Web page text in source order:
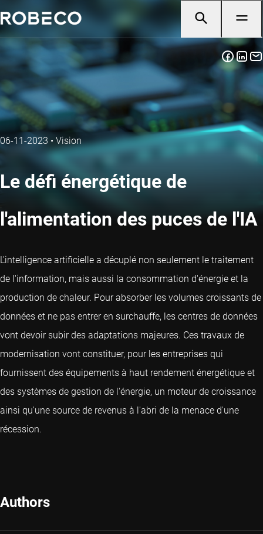
06-11-2023 • Vision
Le défi énergétique de
l'alimentation des puces de l'IA
L'intelligence artificielle a décuplé non seulement le traitement
de l'information, mais aussi la consommation d'énergie et la
production de chaleur. Pour absorber les volumes croissants de
données et ne pas entrer en surchauffe, les centres de données
vont devoir subir des adaptations majeures. Ces travaux de
modernisation vont constituer, pour les entreprises qui
fournissent des équipements à haut rendement énergétique et
des systèmes de gestion de l'énergie, un moteur de croissance
ainsi qu'une source de revenus à l'abri de la menace d'une
récession.
Authors